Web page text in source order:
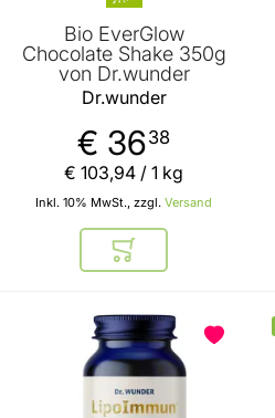
Bio EverGlow
Chocolate Shake 350g
von Dr.wunder
Dr.wunder
€ 3638
Inkl. 10% MwSt., zzgl. Versand
€ 103,94 / 1 kg
In den Warenkorb